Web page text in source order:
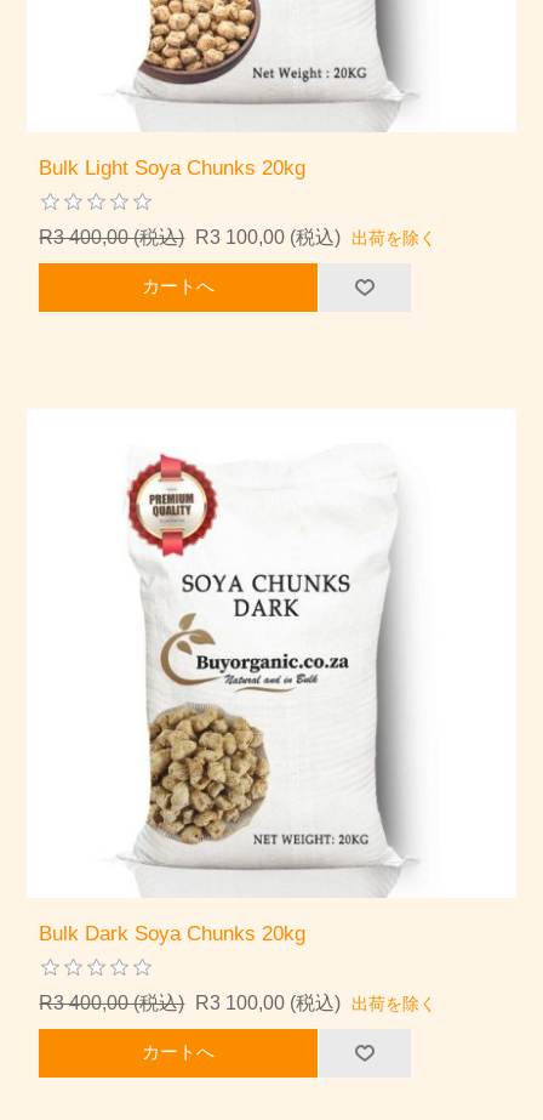
Bulk Light Soya Chunks 20kg
R3 400,00 (税込) R3 100,00 (税込) 出荷を除く
カートへ
Bulk Dark Soya Chunks 20kg
R3 400,00 (税込) R3 100,00 (税込) 出荷を除く
カートへ